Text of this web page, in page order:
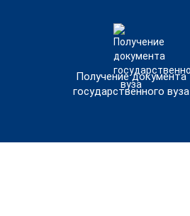
Получение документа
государственного вуза